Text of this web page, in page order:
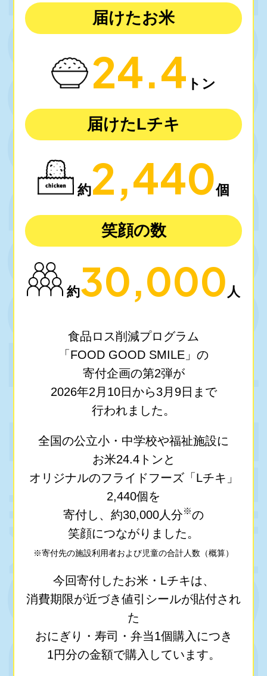
届けたお米
24.4 トン
届けたLチキ
約2,440個
笑顔の数
約30,000 人
食品ロス削減プログラム
「FOOD GOOD SMILE」の
寄付企画の第2弾が
2026年2月10日から3月9日まで
行われました。
全国の公立小・中学校や福祉施設に
お米24.4トンと
オリジナルのフライドフーズ「Lチキ」
2,440個を
寄付し、約30,000人分※の
笑顔につながりました。
※寄付先の施設利用者および児童の合計人数（概算）
今回寄付したお米・Lチキは、
消費期限が近づき値引シールが貼付され
た
おにぎり・寿司・弁当1個購入につき
1円分の金額で購入しています。